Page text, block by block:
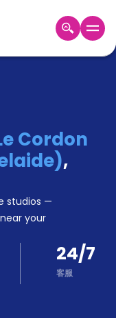
Cordon
,
studios —
your
24/7
客服